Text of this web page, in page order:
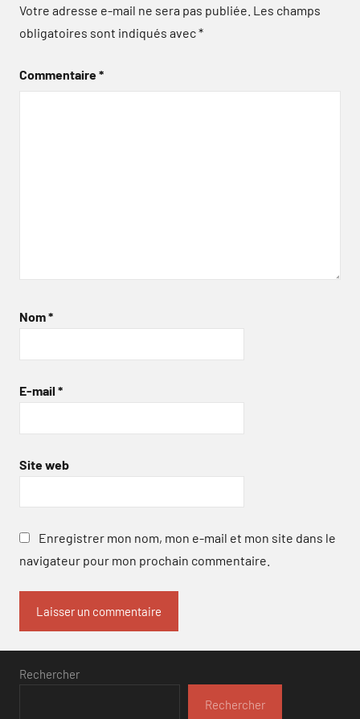
Votre adresse e-mail ne sera pas publiée. Les champs
obligatoires sont indiqués avec*
Commentaire*
Nom*
E-mail *
Site web
Enregistrer mon nom, mon e-mail et mon site dans le
navigateur pour mon prochain commentaire.
Rechercher
Rechercher